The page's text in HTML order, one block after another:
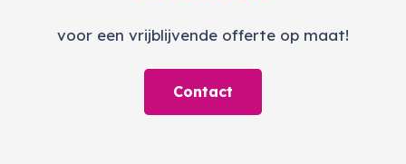
voor een vrijblijvende offerte op maat!
Contact